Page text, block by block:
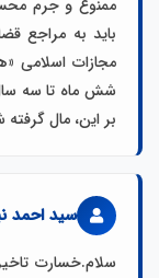
ممنوع و جرم
مجازات اسلامی
بر این، مال
سید احمد
سلام.خسارت